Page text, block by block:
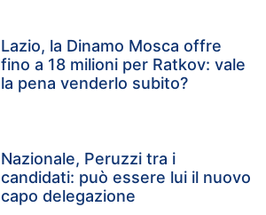
Lazio, la Dinamo Mosca offre
fino a 18 milioni per Ratkov: vale
la pena venderlo subito?
Nazionale, Peruzzi tra i
candidati: può essere lui il nuovo
capo delegazione